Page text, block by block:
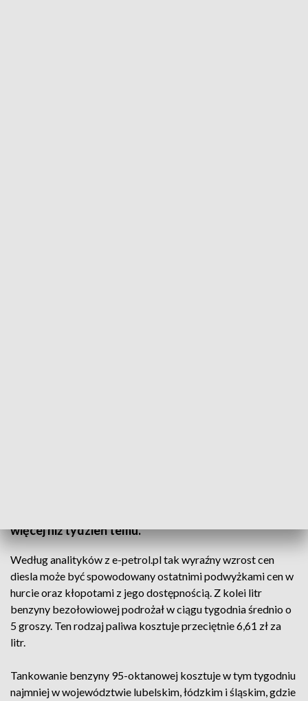
więcej niż tydzień temu.
Według analityków z e-petrol.pl tak wyraźny wzrost cen
diesla może być spowodowany ostatnimi podwyżkami cen w
hurcie oraz kłopotami z jego dostępnością. Z kolei litr
benzyny bezołowiowej podrożał w ciągu tygodnia średnio o
5 groszy. Ten rodzaj paliwa kosztuje przeciętnie 6,61 zł za
litr.
Tankowanie benzyny 95-oktanowej kosztuje w tym tygodniu
najmniej w województwie lubelskim, łódzkim i śląskim, gdzie